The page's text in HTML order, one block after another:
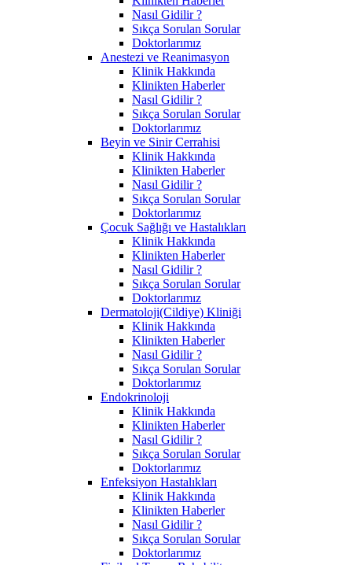
Nasıl Gidilir ?
Sıkça Sorulan Sorular
Doktorlarımız
Anestezi ve Reanimasyon
Klinik Hakkında
Klinikten Haberler
Nasıl Gidilir ?
Sıkça Sorulan Sorular
Doktorlarımız
Beyin ve Sinir Cerrahisi
Klinik Hakkında
Klinikten Haberler
Nasıl Gidilir ?
Sıkça Sorulan Sorular
Doktorlarımız
Çocuk Sağlığı ve Hastalıkları
Klinik Hakkında
Klinikten Haberler
Nasıl Gidilir ?
Sıkça Sorulan Sorular
Doktorlarımız
Dermatoloji(Cildiye) Kliniği
Klinik Hakkında
Klinikten Haberler
Nasıl Gidilir ?
Sıkça Sorulan Sorular
Doktorlarımız
Endokrinoloji
Klinik Hakkında
Klinikten Haberler
Nasıl Gidilir ?
Sıkça Sorulan Sorular
Doktorlarımız
Enfeksiyon Hastalıkları
Klinik Hakkında
Klinikten Haberler
Nasıl Gidilir ?
Sıkça Sorulan Sorular
Doktorlarımız